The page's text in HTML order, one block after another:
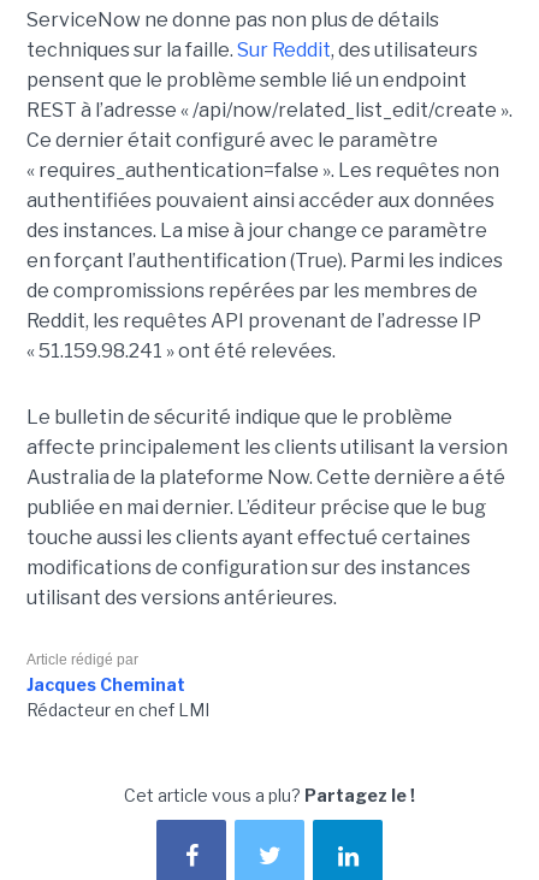
ServiceNow ne donne pas non plus de détails
techniques sur la faille. Sur Reddit, des utilisateurs
pensent que le problème semble lié un endpoint
REST à l’adresse « /api/now/related_list_edit/create ».
Ce dernier était configuré avec le paramètre
« requires_authentication=false ». Les requêtes non
authentifiées pouvaient ainsi accéder aux données
des instances. La mise à jour change ce paramètre
en forçant l’authentification (True). Parmi les indices
de compromissions repérées par les membres de
Reddit, les requêtes API provenant de l’adresse IP
« 51.159.98.241 » ont été relevées.
Le bulletin de sécurité indique que le problème
affecte principalement les clients utilisant la version
Australia de la plateforme Now. Cette dernière a été
publiée en mai dernier. L’éditeur précise que le bug
touche aussi les clients ayant effectué certaines
modifications de configuration sur des instances
utilisant des versions antérieures.
Article rédigé par
Jacques Cheminat
Rédacteur en chef LMI
Cet article vous a plu? Partagez le !